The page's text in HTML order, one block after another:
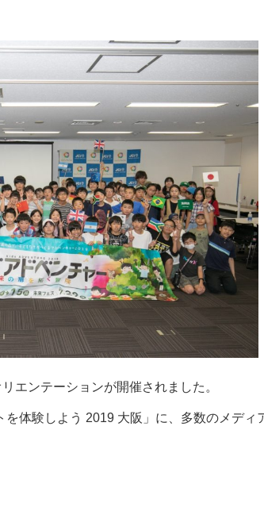
エンテーションが開催されました。
体験しよう 2019 大阪」に、多数のメディ